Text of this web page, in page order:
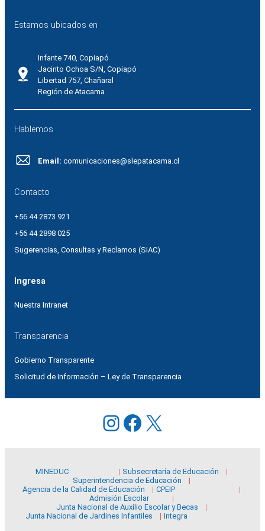
Estamos ubicados en
Infante 740, Copiapó
Jacinto Ochoa S/N, Copiapó
Libertad 757, Chañaral
Región de Atacama
Hablemos
Email: comunicaciones@slepatacama.cl
Contacto
+56 44 2873 921
+56 44 2898 025
Sugerencias, Consultas y Reclamos (SIAC)
Ingresa
Nuestra Intranet
Transparencia
Gobierno Transparente
Solicitud de Información – Ley de Transparencia
Instagram
Facebook
X
MINEDUC
Subsecretaría de Educación
Superintendencia de Educación
Agencia de la Calidad de Educación
CPEIP
Admisión Escolar
Junta Nacional de Auxilio Escolar y Becas
Junta Nacional de Jardines Infantiles
Integra